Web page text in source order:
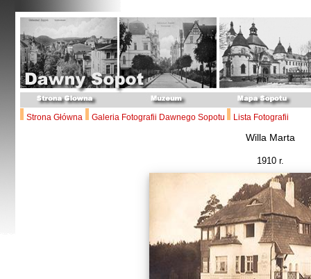
Strona Główna Galeria Fotografii Dawnego Sopotu Lista Fotografii
Willa Marta
1910 r.